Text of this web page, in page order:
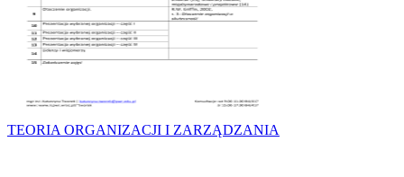
TEORIA ORGANIZACJI I ZARZĄDZANIA